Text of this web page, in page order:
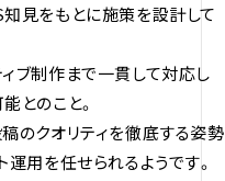
見をもとに施策を設計して
ブ制作まで一貫して対応し
とのこと。
のクオリティを徹底する姿勢
運用を任せられるようです。